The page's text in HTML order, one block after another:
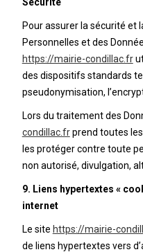
Pour assurer la sécurité et
Personnelles et des
https://mairie-condillac.fr
des dispositifs standards
pseudonymisation,
Lors du traitement des
condillac.frprend toutes
les protéger contre toute
non autorisé, divulgation,
9. Liens hypertextes «
internet
Le site https://mairie-
de liens hypertextes vers